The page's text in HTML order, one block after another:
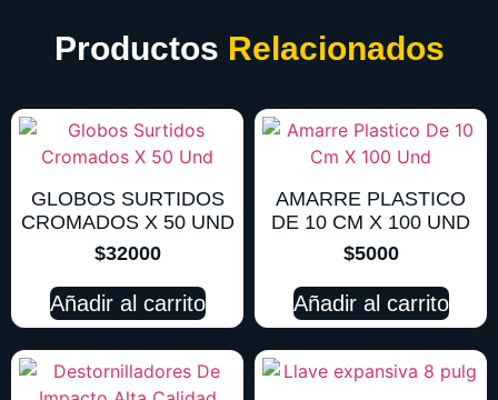
Productos Relacionados
GLOBOS SURTIDOS
CROMADOS X 50 UND
$32000
Añadir al carrito
AMARRE PLASTICO
DE 10 CM X 100 UND
$5000
Añadir al carrito